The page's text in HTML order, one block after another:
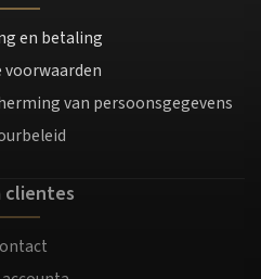
en betaling
voorwaarden
van persoonsgegevens
clientes